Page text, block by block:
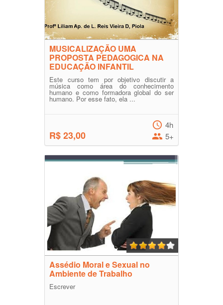
MUSICALIZAÇÃO UMA
PROPOSTA PEDAGOGICA NA
EDUCAÇÃO INFANTIL
Este curso tem por objetivo discutir a
música como área do conhecimento
humano e como formadora global do ser
humano. Por esse fato, ela ...
R$ 23,00
4h
5+
Assédio Moral e Sexual no
Ambiente de Trabalho
Escrever